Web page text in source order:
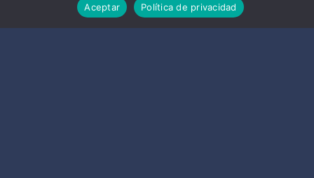
Aceptar
Política de privacidad